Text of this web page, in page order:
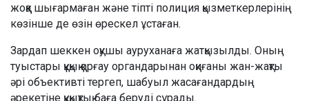
жоққа шығармаған және тіпті полиция қызметкерлерінің
көзінше де өзін өрескел ұстаған.
Зардап шеккен оқушы ауруханаға жатқызылды. Оның
туыстары құқық қорғау органдарынан оқиғаны жан-жақты
әрі объективті тергеп, шабуыл жасағандардың
әрекетіне құқықтық баға беруді сұрады.